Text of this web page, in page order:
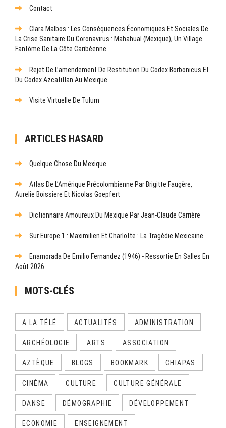
Contact
Clara Malbos : Les Conséquences Économiques Et Sociales De
La Crise Sanitaire Du Coronavirus : Mahahual (Mexique), Un Village
Fantôme De La Côte Caribéenne
Rejet De L’amendement De Restitution Du Codex Borbonicus Et
Du Codex Azcatitlan Au Mexique
Visite Virtuelle De Tulum
ARTICLES HASARD
Quelque Chose Du Mexique
Atlas De L’Amérique Précolombienne Par Brigitte Faugère,
Aurelie Boissiere Et Nicolas Goepfert
Dictionnaire Amoureux Du Mexique Par Jean-Claude Carrière
Sur Europe 1 : Maximilien Et Charlotte : La Tragédie Mexicaine
Enamorada De Emilio Fernandez (1946) - Ressortie En Salles En
Août 2026
MOTS-CLÉS
A LA TÉLÉ ACTUALITÉS ADMINISTRATION
ARCHÉOLOGIE ARTS ASSOCIATION
AZTÈQUE BLOGS BOOKMARK CHIAPAS
CINÉMA CULTURE CULTURE GÉNÉRALE
DANSE DÉMOGRAPHIE DÉVELOPPEMENT
ECONOMIE ENSEIGNEMENT